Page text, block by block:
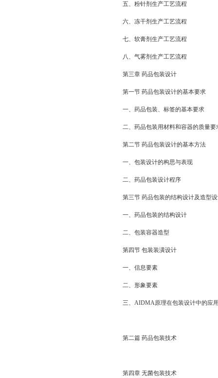
五、粉针剂生产工艺流程
六、冻干剂生产工艺流程
七、软膏剂生产工艺流程
八、气雾剂生产工艺流程
第三章 药品包装设计
第一节 药品包装设计的基本要求
一、药品包装、标签的基本要求
二、药品包装用材料和容器的质量要
第二节 药品包装设计的基本方法
一、包装设计的构思与表现
二、药品包装设计程序
第三节 药品包装的结构设计及造型
一、药品包装的结构设计
二、包装容器造型
第四节 包装装潢设计
一、信息要素
二、形象要素
三、AIDMA原理在包装设计中的应
第二篇 药品包装技术
第四章 无菌包装技术